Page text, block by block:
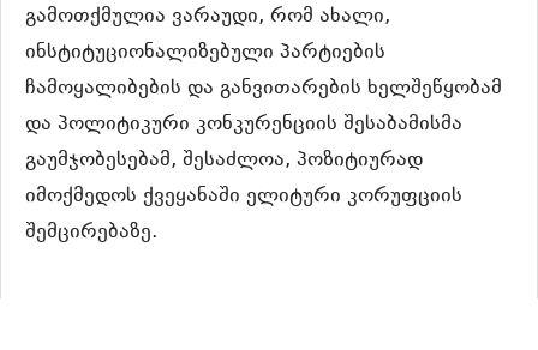
გამოთქმულია ვარაუდი, რომ ახალი,
ინსტიტუციონალიზებული პარტიების
ჩამოყალიბების და განვითარების ხელშეწყობამ
და პოლიტიკური კონკურენციის შესაბამისმა
გაუმჯობესებამ, შესაძლოა, პოზიტიურად
იმოქმედოს ქვეყანაში ელიტური კორუფციის
შემცირებაზე.